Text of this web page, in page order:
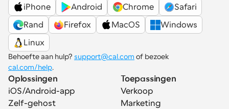
iPhone
Android Chrome
Safari
Rand
Firefox MacOS
Windows
Linux
Behoefte aan hulp? support@cal.com
cal.com/help.
Oplossingen
iOS/Android-app
Zelf-gehost
Toepassingen
Verkoop
Marketing